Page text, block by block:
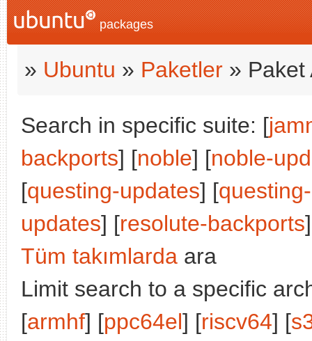
packages
» Ubuntu » Paketler » Paket
Search in specific suite: [
backports] [noble] [noble-
[questing-updates] [
updates] [resolute-backports
Tüm takımlarda ara
Limit search to a specific
[armhf] [ppc64el] [riscv64] [